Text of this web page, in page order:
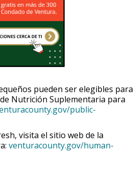
pueden ser elegibles para
Nutrición Suplementaria para
public-
visita el sitio web de la
venturacounty.gov/human-